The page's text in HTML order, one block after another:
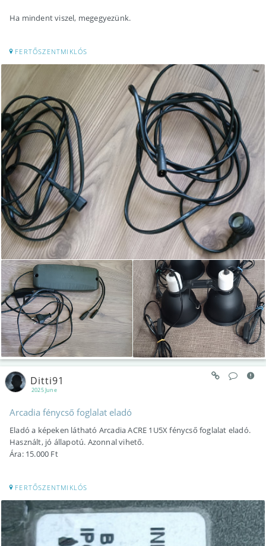
Ha mindent viszel, megegyezünk.
FERTŐSZENTMIKLÓS
2025 June
Ditti91
Arcadia fénycső foglalat eladó
Eladó a képeken látható Arcadia ACRE 1U5X fénycső foglalat eladó.
Használt, jó állapotú. Azonnal vihető.
Ára: 15.000 Ft
FERTŐSZENTMIKLÓS